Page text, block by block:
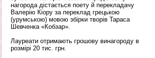
нагорода дістається поету й перекладачу
Валерію Кіору за переклад грецькою
(урумською) мовою збірки творів Тараса
Шевченка «Кобзар».
Лауреати отримають грошову винагороду в
розмірі 20 тис. грн.